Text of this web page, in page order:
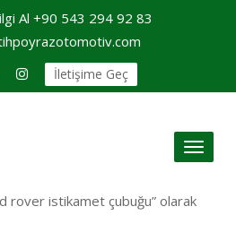
Al +90 543 294 92 83
İletişime Geç
Toggle
rover istikamet çubuğu” olarak